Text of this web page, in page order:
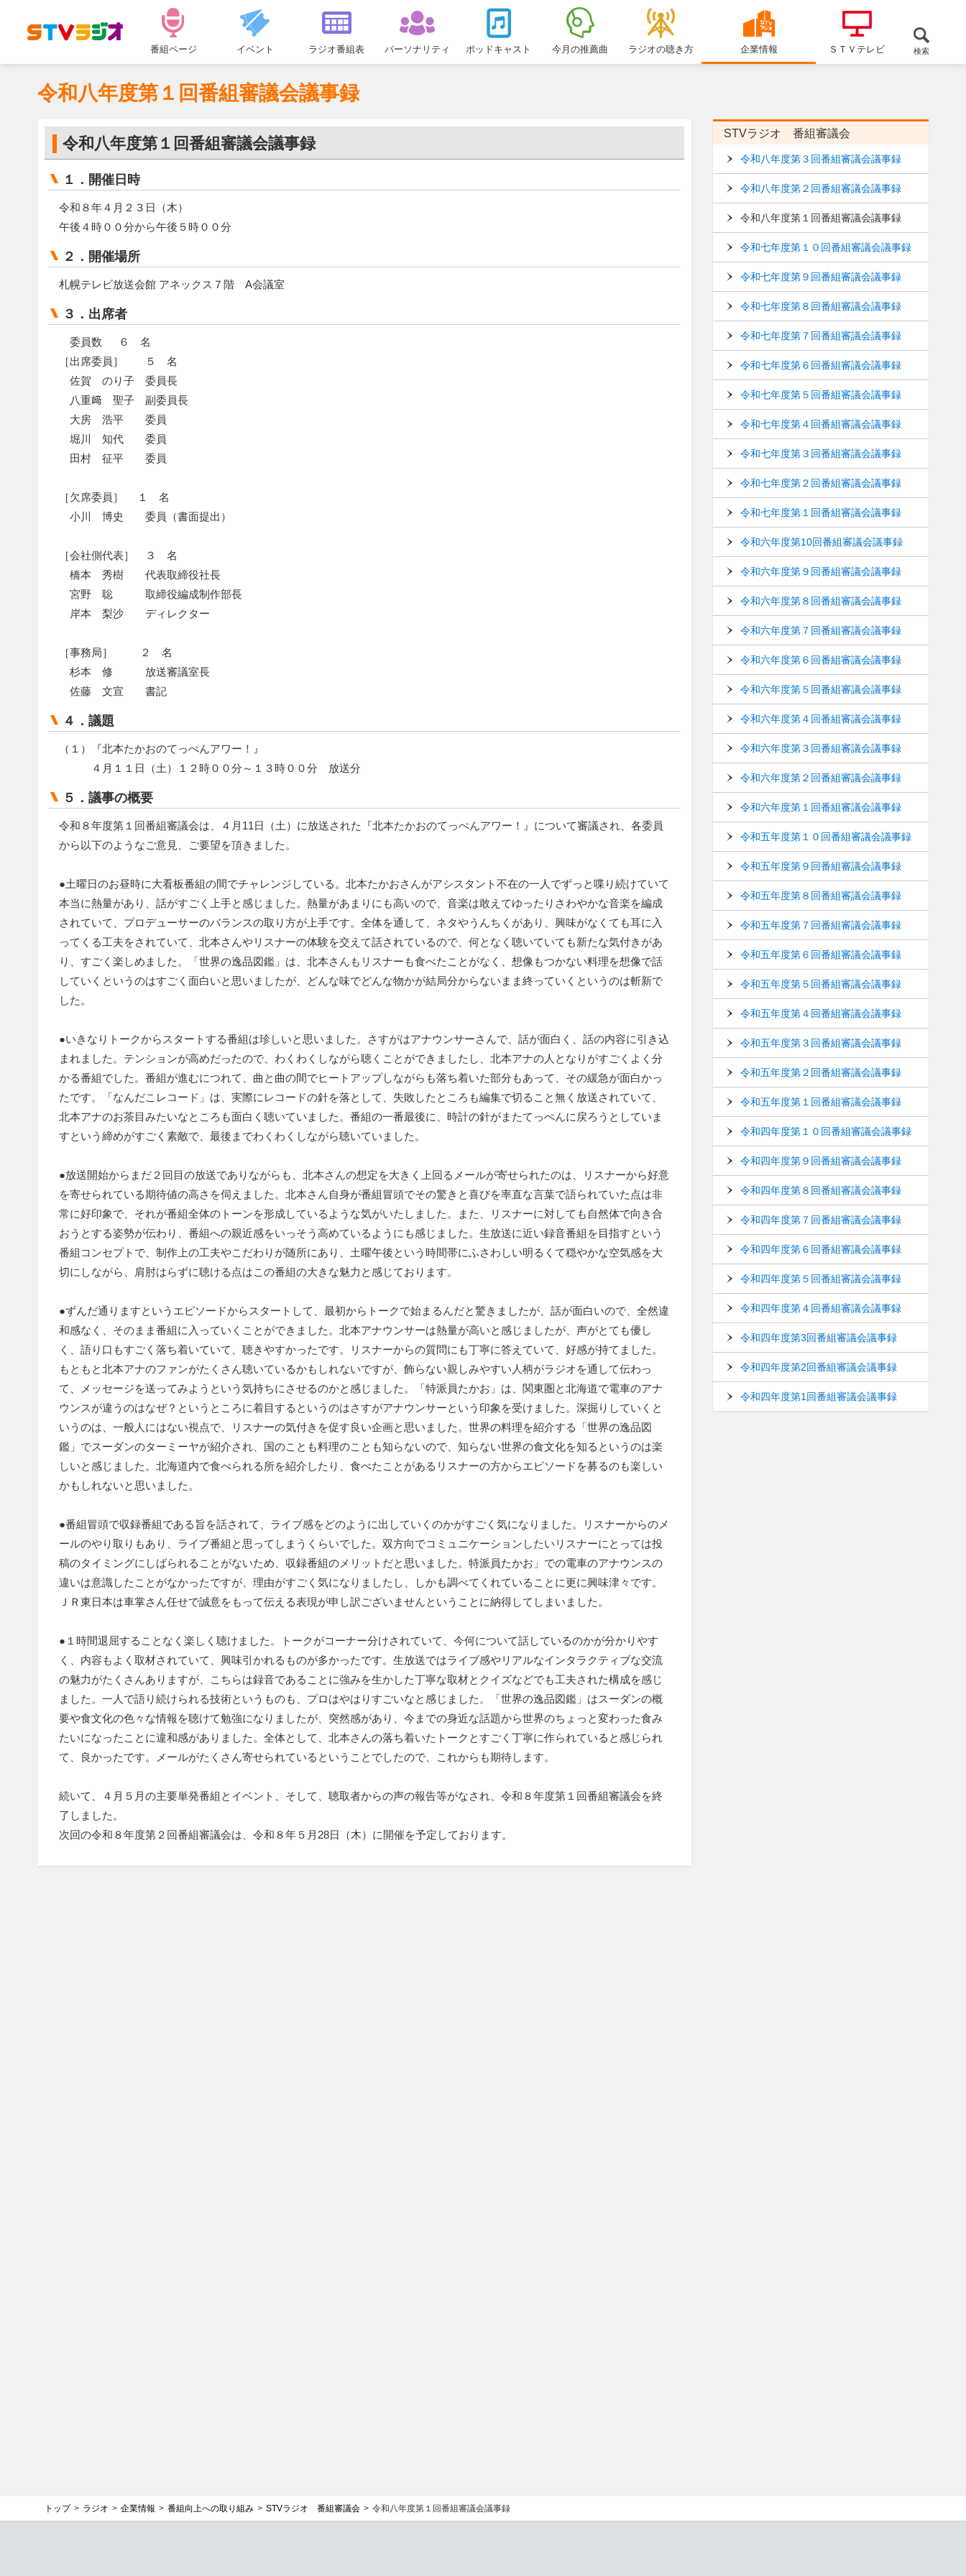
ュ
ー
番組ページ イベント ラジオ番組表 パーソナリティ ポッドキャスト 今月の推薦曲 ラジオの聴き方 企業情報 ＳＴＶテレビ 検索
令和八年度第１回番組審議会議事録
令和八年度第１回番組審議会議事録
１．開催日時
令和８年４月２３日（木）
午後４時００分から午後５時００分
２．開催場所
札幌テレビ放送会館 アネックス７階 A会議室
３．出席者
委員数 ６ 名
［出席委員］ ５ 名
佐賀 のり子 委員長
八重﨑 聖子 副委員長
大房 浩平 委員
堀川 知代 委員
田村 征平 委員
［欠席委員］ １ 名
小川 博史 委員（書面提出）
［会社側代表］ ３ 名
橋本 秀樹 代表取締役社長
宮野 聡 取締役編成制作部長
岸本 梨沙 ディレクター
［事務局］ ２ 名
杉本 修 放送審議室長
佐藤 文宣 書記
４．議題
（１）『北本たかおのてっぺんアワー！』
４月１１日（土）１２時００分～１３時００分 放送分
５．議事の概要
令和８年度第１回番組審議会は、４月11日（土）に放送された『北本たかおのてっぺんアワー！』について審議され、各委員
から以下のようなご意見、ご要望を頂きました。
●土曜日のお昼時に大看板番組の間でチャレンジしている。北本たかおさんがアシスタント不在の一人でずっと喋り続けていて
本当に熱量があり、話がすごく上手と感じました。熱量があまりにも高いので、音楽は敢えてゆったりさわやかな音楽を編成
されていて、プロデューサーのバランスの取り方が上手です。全体を通して、ネタやうんちくがあり、興味がなくても耳に入
ってくる工夫をされていて、北本さんやリスナーの体験を交えて話されているので、何となく聴いていても新たな気付きがあ
り、すごく楽しめました。「世界の逸品図鑑」は、北本さんもリスナーも食べたことがなく、想像もつかない料理を想像で話
していくというのはすごく面白いと思いましたが、どんな味でどんな物かが結局分からないまま終っていくというのは斬新で
した。
●いきなりトークからスタートする番組は珍しいと思いました。さすがはアナウンサーさんで、話が面白く、話の内容に引き込
まれました。テンションが高めだったので、わくわくしながら聴くことができましたし、北本アナの人となりがすごくよく分
かる番組でした。番組が進むにつれて、曲と曲の間でヒートアップしながらも落ち着いた部分もあって、その緩急が面白かっ
たです。「なんだこレコード」は、実際にレコードの針を落として、失敗したところも編集で切ること無く放送されていて、
北本アナのお茶目みたいなところも面白く聴いていました。番組の一番最後に、時計の針がまたてっぺんに戻ろうとしていま
すという締めがすごく素敵で、最後までわくわくしながら聴いていました。
●放送開始からまだ２回目の放送でありながらも、北本さんの想定を大きく上回るメールが寄せられたのは、リスナーから好意
を寄せられている期待値の高さを伺えました。北本さん自身が番組冒頭でその驚きと喜びを率直な言葉で語られていた点は非
常に好印象で、それが番組全体のトーンを形成しているような気がいたしました。また、リスナーに対しても自然体で向き合
おうとする姿勢が伝わり、番組への親近感をいっそう高めているようにも感じました。生放送に近い録音番組を目指すという
番組コンセプトで、制作上の工夫やこだわりが随所にあり、土曜午後という時間帯にふさわしい明るくて穏やかな空気感を大
切にしながら、肩肘はらずに聴ける点はこの番組の大きな魅力と感じております。
●ずんだ通りますというエピソードからスタートして、最初からトークで始まるんだと驚きましたが、話が面白いので、全然違
和感なく、そのまま番組に入っていくことができました。北本アナウンサーは熱量が高いと感じましたが、声がとても優し
く、語り口もすごく落ち着いていて、聴きやすかったです。リスナーからの質問にも丁寧に答えていて、好感が持てました。
もともと北本アナのファンがたくさん聴いているかもしれないですが、飾らない親しみやすい人柄がラジオを通して伝わっ
て、メッセージを送ってみようという気持ちにさせるのかと感じました。「特派員たかお」は、関東圏と北海道で電車のアナ
ウンスが違うのはなぜ？というところに着目するというのはさすがアナウンサーという印象を受けました。深掘りしていくと
いうのは、一般人にはない視点で、リスナーの気付きを促す良い企画と思いました。世界の料理を紹介する「世界の逸品図
鑑」でスーダンのターミーヤが紹介され、国のことも料理のことも知らないので、知らない世界の食文化を知るというのは楽
しいと感じました。北海道内で食べられる所を紹介したり、食べたことがあるリスナーの方からエピソードを募るのも楽しい
かもしれないと思いました。
●番組冒頭で収録番組である旨を話されて、ライブ感をどのように出していくのかがすごく気になりました。リスナーからのメ
ールのやり取りもあり、ライブ番組と思ってしまうくらいでした。双方向でコミュニケーションしたいリスナーにとっては投
稿のタイミングにしばられることがないため、収録番組のメリットだと思いました。特派員たかお」での電車のアナウンスの
違いは意識したことがなかったですが、理由がすごく気になりましたし、しかも調べてくれていることに更に興味津々です。
ＪＲ東日本は車掌さん任せで誠意をもって伝える表現が申し訳ございませんということに納得してしまいました。
●１時間退屈することなく楽しく聴けました。トークがコーナー分けされていて、今何について話しているのかが分かりやす
く、内容もよく取材されていて、興味引かれるものが多かったです。生放送ではライブ感やリアルなインタラクティブな交流
の魅力がたくさんありますが、こちらは録音であることに強みを生かした丁寧な取材とクイズなどでも工夫された構成を感じ
ました。一人で語り続けられる技術というものも、プロはやはりすごいなと感じました。「世界の逸品図鑑」はスーダンの概
要や食文化の色々な情報を聴けて勉強になりましたが、突然感があり、今までの身近な話題から世界のちょっと変わった食み
たいになったことに違和感がありました。全体として、北本さんの落ち着いたトークとすごく丁寧に作られていると感じられ
て、良かったです。メールがたくさん寄せられているということでしたので、これからも期待します。
続いて、４月５月の主要単発番組とイベント、そして、聴取者からの声の報告等がなされ、令和８年度第１回番組審議会を終
了しました。
次回の令和８年度第２回番組審議会は、令和８年５月28日（木）に開催を予定しております。
STVラジオ 番組審議会
令和八年度第３回番組審議会議事録
令和八年度第２回番組審議会議事録
令和八年度第１回番組審議会議事録
令和七年度第１０回番組審議会議事録
令和七年度第９回番組審議会議事録
令和七年度第８回番組審議会議事録
令和七年度第７回番組審議会議事録
令和七年度第６回番組審議会議事録
令和七年度第５回番組審議会議事録
令和七年度第４回番組審議会議事録
令和七年度第３回番組審議会議事録
令和七年度第２回番組審議会議事録
令和七年度第１回番組審議会議事録
令和六年度第10回番組審議会議事録
令和六年度第９回番組審議会議事録
令和六年度第８回番組審議会議事録
令和六年度第７回番組審議会議事録
令和六年度第６回番組審議会議事録
令和六年度第５回番組審議会議事録
令和六年度第４回番組審議会議事録
令和六年度第３回番組審議会議事録
令和六年度第２回番組審議会議事録
令和六年度第１回番組審議会議事録
令和五年度第１０回番組審議会議事録
令和五年度第９回番組審議会議事録
令和五年度第８回番組審議会議事録
令和五年度第７回番組審議会議事録
令和五年度第６回番組審議会議事録
令和五年度第５回番組審議会議事録
令和五年度第４回番組審議会議事録
令和五年度第３回番組審議会議事録
令和五年度第２回番組審議会議事録
令和五年度第１回番組審議会議事録
令和四年度第１０回番組審議会議事録
令和四年度第９回番組審議会議事録
令和四年度第８回番組審議会議事録
令和四年度第７回番組審議会議事録
令和四年度第６回番組審議会議事録
令和四年度第５回番組審議会議事録
令和四年度第４回番組審議会議事録
令和四年度第3回番組審議会議事録
令和四年度第2回番組審議会議事録
令和四年度第1回番組審議会議事録
トップ ラジオ 企業情報 番組向上への取り組み STVラジオ 番組審議会 令和八年度第１回番組審議会議事録